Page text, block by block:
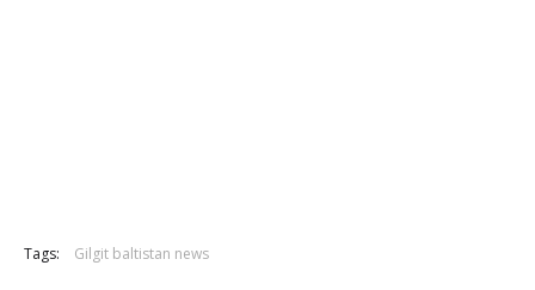
Tags: Gilgit baltistan news